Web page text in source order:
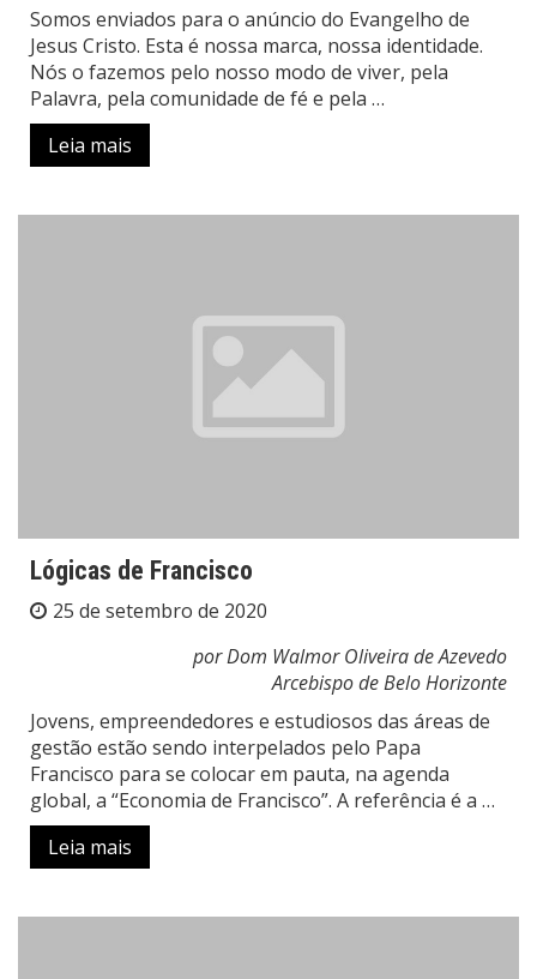
Somos enviados para o anúncio do Evangelho de
Jesus Cristo. Esta é nossa marca, nossa identidade.
Nós o fazemos pelo nosso modo de viver, pela
Palavra, pela comunidade de fé e pela …
Leia mais
Lógicas de Francisco
25 de setembro de 2020
por Dom Walmor Oliveira de Azevedo
Arcebispo de Belo Horizonte
Jovens, empreendedores e estudiosos das áreas de
gestão estão sendo interpelados pelo Papa
Francisco para se colocar em pauta, na agenda
global, a “Economia de Francisco”. A referência é a …
Leia mais